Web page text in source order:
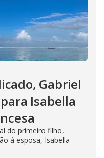
Gabriel
Isabella
do primeiro filho,
à esposa, Isabella